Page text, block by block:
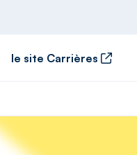
le site Carrières